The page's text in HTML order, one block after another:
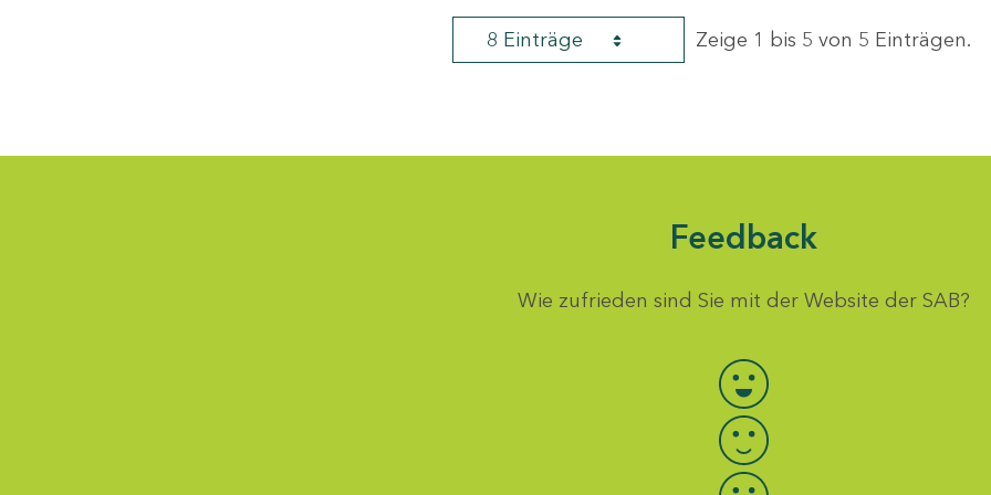
8 Einträge Zeige 1 bis 5 von 5 Einträgen.
Feedback
Wie zufrieden sind Sie mit der Website der SAB?
Bewertung auswählen